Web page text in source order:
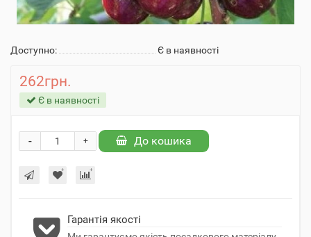
Доступно: Є в наявності
262грн.
Є в наявності
+
- До кошика
Гарантія якості